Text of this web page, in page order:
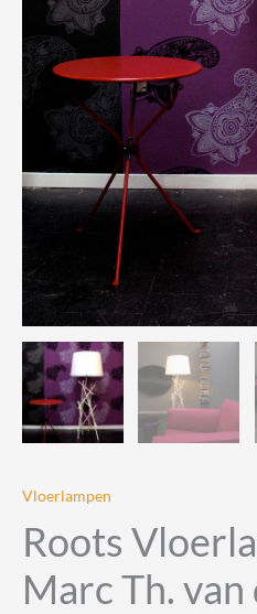
Vloerlampen
Roots
Marc Th.